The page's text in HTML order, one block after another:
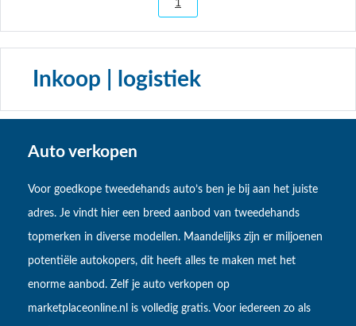
1
Inkoop | logistiek
Auto verkopen
Voor goedkope tweedehands auto’s ben je bij aan het juiste
adres. Je vindt hier een breed aanbod van tweedehands
topmerken in diverse modellen. Maandelijks zijn er miljoenen
potentiële autokopers, dit heeft alles te maken met het
enorme aanbod. Zelf je auto verkopen op
marketplaceonline.nl is volledig gratis. Voor iedereen zo als